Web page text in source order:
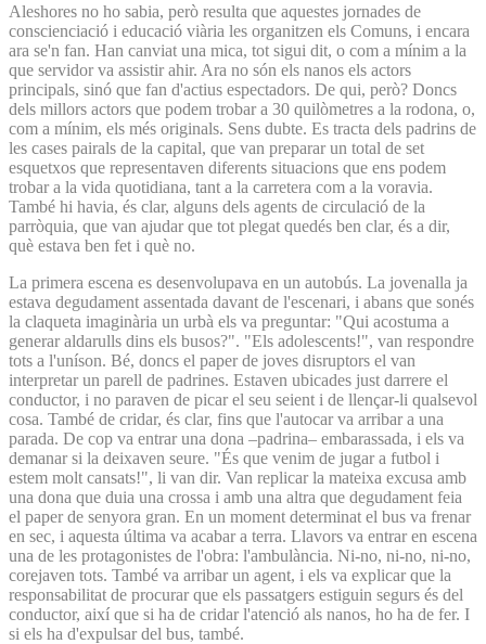
Aleshores no ho sabia, però resulta que aquestes jornades de
conscienciació i educació viària les organitzen els Comuns, i encara
ara se'n fan. Han canviat una mica, tot sigui dit, o com a mínim a la
que servidor va assistir ahir. Ara no són els nanos els actors
principals, sinó que fan d'actius espectadors. De qui, però? Doncs
dels millors actors que podem trobar a 30 quilòmetres a la rodona, o,
com a mínim, els més originals. Sens dubte. Es tracta dels padrins de
les cases pairals de la capital, que van preparar un total de set
esquetxos que representaven diferents situacions que ens podem
trobar a la vida quotidiana, tant a la carretera com a la voravia.
També hi havia, és clar, alguns dels agents de circulació de la
parròquia, que van ajudar que tot plegat quedés ben clar, és a dir,
què estava ben fet i què no.
La primera escena es desenvolupava en un autobús. La jovenalla ja
estava degudament assentada davant de l'escenari, i abans que sonés
la claqueta imaginària un urbà els va preguntar: "Qui acostuma a
generar aldarulls dins els busos?". "Els adolescents!", van respondre
tots a l'uníson. Bé, doncs el paper de joves disruptors el van
interpretar un parell de padrines. Estaven ubicades just darrere el
conductor, i no paraven de picar el seu seient i de llençar-li qualsevol
cosa. També de cridar, és clar, fins que l'autocar va arribar a una
parada. De cop va entrar una dona –padrina– embarassada, i els va
demanar si la deixaven seure. "És que venim de jugar a futbol i
estem molt cansats!", li van dir. Van replicar la mateixa excusa amb
una dona que duia una crossa i amb una altra que degudament feia
el paper de senyora gran. En un moment determinat el bus va frenar
en sec, i aquesta última va acabar a terra. Llavors va entrar en escena
una de les protagonistes de l'obra: l'ambulància. Ni-no, ni-no, ni-no,
corejaven tots. També va arribar un agent, i els va explicar que la
responsabilitat de procurar que els passatgers estiguin segurs és del
conductor, així que si ha de cridar l'atenció als nanos, ho ha de fer. I
si els ha d'expulsar del bus, també.